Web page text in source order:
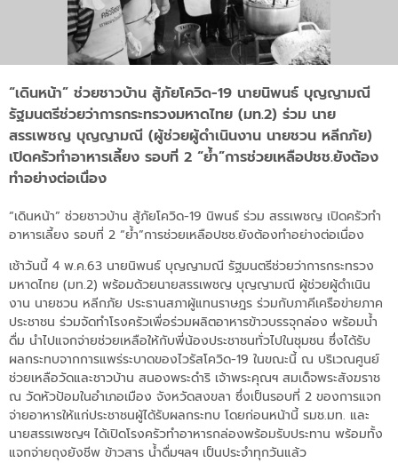
“เดินหน้า” ช่วยชาวบ้าน สู้ภัยโควิด-19 นายนิพนธ์ บุญญามณี
รัฐมนตรีช่วยว่าการกระทรวงมหาดไทย (มท.2) ร่วม นาย
สรรเพชญ บุญญามณี (ผู้ช่วยผู้ดำเนินงาน นายชวน หลีกภัย)
เปิดครัวทำอาหารเลี้ยง รอบที่ 2 “ย้ำ”การช่วยเหลือปชช.ยังต้อง
ทำอย่างต่อเนื่อง
“เดินหน้า” ช่วยชาวบ้าน สู้ภัยโควิด-19 นิพนธ์ ร่วม สรรเพชญ เปิดครัวทำ
อาหารเลี้ยง รอบที่ 2 “ย้ำ”การช่วยเหลือปชช.ยังต้องทำอย่างต่อเนื่อง
เช้าวันนี้ 4 พ.ค.63 นายนิพนธ์ บุญญามณี รัฐมนตรีช่วยว่าการกระทรวง
มหาดไทย (มท.2) พร้อมด้วยนายสรรเพชญ บุญญามณี ผู้ช่วยผู้ดำเนิน
งาน นายชวน หลีกภัย ประธานสภาผู้แทนราษฎร ร่วมกับภาคีเครือข่ายภาค
ประชาชน ร่วมจัดทำโรงครัวเพื่อร่วมผลิตอาหารข้าวบรรจุกล่อง พร้อมน้ำ
ดื่ม นำไปแจกจ่ายช่วยเหลือให้กับพี่น้องประชาชนทั่วไปในชุมชน ซึ่งได้รับ
ผลกระทบจากการแพร่ระบาดของไวรัสโควิด-19 ในขณะนี้ ณ บริเวณศูนย์
ช่วยเหลือวัดและชาวบ้าน สนองพระดำริ เจ้าพระคุณฯ สมเด็จพระสังฆราช
ณ วัดหัวป้อมในอำเภอเมือง จังหวัดสงขลา ซึ่งเป็นรอบที่ 2 ของการแจก
จ่ายอาหารให้แก่ประชาชนผู้ได้รับผลกระทบ โดยก่อนหน้านี้ รมช.มท. และ
นายสรรเพชญฯ ได้เปิดโรงครัวทำอาหารกล่องพร้อมรับประทาน พร้อมทั้ง
แจกจ่ายถุงยังชีพ ข้าวสาร น้ำดื่มฯลฯ เป็นประจำทุกวันแล้ว